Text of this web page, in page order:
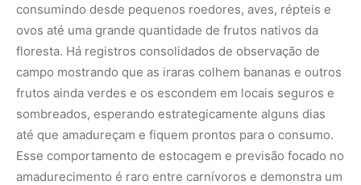
consumindo desde pequenos roedores, aves, répteis e
ovos até uma grande quantidade de frutos nativos da
floresta. Há registros consolidados de observação de
campo mostrando que as iraras colhem bananas e outros
frutos ainda verdes e os escondem em locais seguros e
sombreados, esperando estrategicamente alguns dias
até que amadureçam e fiquem prontos para o consumo.
Esse comportamento de estocagem e previsão focado no
amadurecimento é raro entre carnívoros e demonstra um